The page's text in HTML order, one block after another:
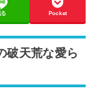
る Pocket
破天荒な愛ら